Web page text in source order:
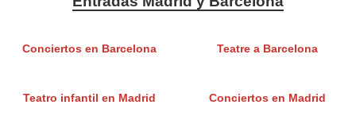
Conciertos en Barcelona Teatre a Barcelona
Teatro infantil en Madrid Conciertos en Madrid